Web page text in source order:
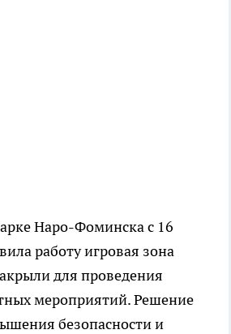
Наро-Фоминска с 16
работу игровая зона
для проведения
мероприятий. Решение
безопасности и